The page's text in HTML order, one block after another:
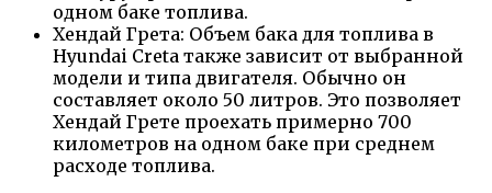
одном баке топлива.
Хендай Грета: Объем бака для топлива в
Hyundai Creta также зависит от выбранной
модели и типа двигателя. Обычно он
составляет около 50 литров. Это позволяет
Хендай Грете проехать примерно 700
километров на одном баке при среднем
расходе топлива.